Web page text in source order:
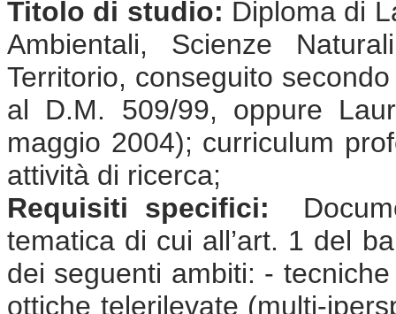
Titolo di studio: Diploma di
Ambientali, Scienze
Territorio, conseguito
al D.M. 509/99, oppure
maggio 2004); curriculum
attività di ricerca;
Requisiti specifici:
tematica di cui all’art. 1 del
dei seguenti ambiti: -
ottiche telerilevate (multi-